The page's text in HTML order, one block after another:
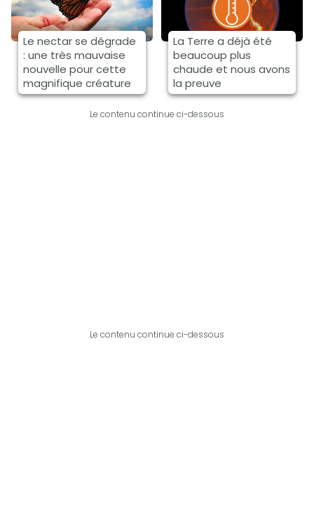
Le nectar se dégrade
: une très mauvaise
nouvelle pour cette
magnifique créature
La Terre a déjà été
beaucoup plus
chaude et nous avons
la preuve
Le contenu continue ci-dessous
Le contenu continue ci-dessous